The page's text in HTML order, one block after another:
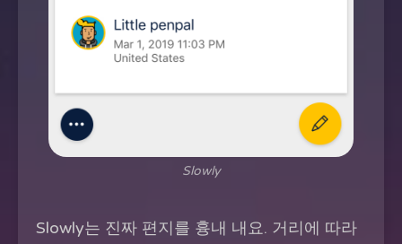
Slowly
Slowly는 진짜 편지를 흉내 내요. 거리에 따라